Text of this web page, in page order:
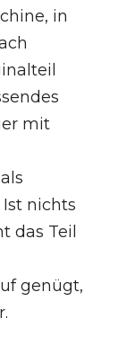
in
mit
nichts
das Teil
genügt,